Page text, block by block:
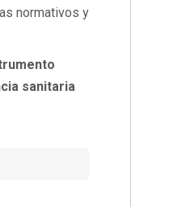
normativos y
sanitaria